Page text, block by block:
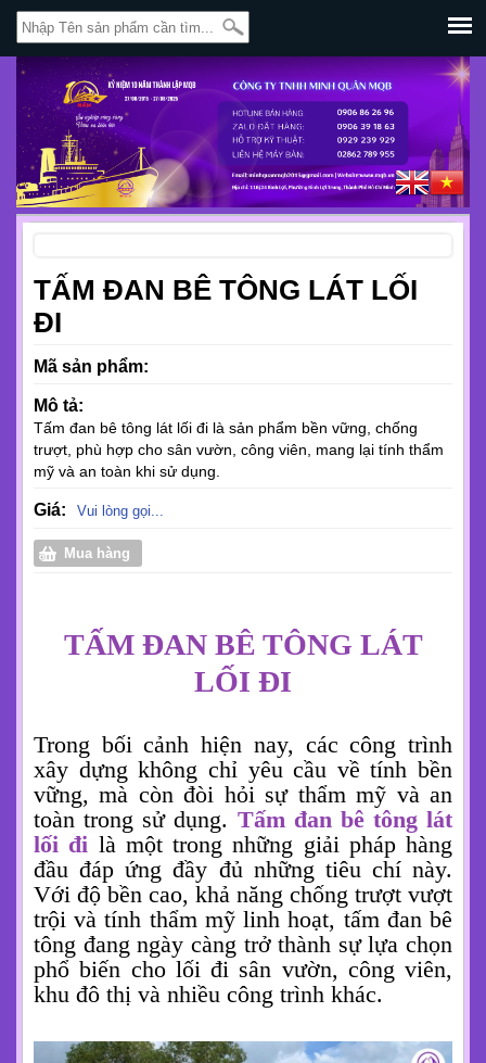
TẤM ĐAN BÊ TÔNG LÁT LỐI
ĐI
Mã sản phẩm:
Mô tả:
Tấm đan bê tông lát lối đi là sản phẩm bền vững, chống
trượt, phù hợp cho sân vườn, công viên, mang lại tính thẩm
mỹ và an toàn khi sử dụng.
Giá: Vui lòng gọi...
Mua hàng
TẤM ĐAN BÊ TÔNG LÁT
LỐI ĐI
Trong bối cảnh hiện nay, các công trình
xây dựng không chỉ yêu cầu về tính bền
vững, mà còn đòi hỏi sự thẩm mỹ và an
toàn trong sử dụng. Tấm đan bê tông lát
lối đi là một trong những giải pháp hàng
đầu đáp ứng đầy đủ những tiêu chí này.
Với độ bền cao, khả năng chống trượt vượt
trội và tính thẩm mỹ linh hoạt, tấm đan bê
tông đang ngày càng trở thành sự lựa chọn
phổ biến cho lối đi sân vườn, công viên,
khu đô thị và nhiều công trình khác.